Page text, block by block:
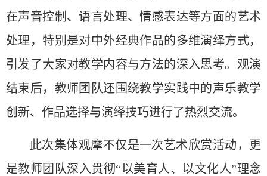
在声音控制、语言处理、情感表达等方面的艺术
处理，特别是对中外经典作品的多维演绎方式，
引发了大家对教学内容与方法的深入思考。观演
结束后，教师团队还围绕教学实践中的声乐教学
创新、作品选择与演绎技巧进行了热烈交流。
此次集体观摩不仅是一次艺术欣赏活动，更
是教师团队深入贯彻“以美育人、以文化人”理念